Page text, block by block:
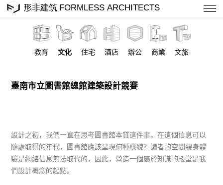
教育 文化 住宅 酒店 辦公 商業 文旅
臺南市立圖書館總館建築設計競賽
設計之初，我們一直在思考圖書館本質這件事。在這個信息可以
隨處取得的年代，圖書館應該呈現何種樣貌？讀者的空間親身體
驗是網絡信息無法取代的，因此，營造一個屬於知識的殿堂是我
們設計概念的起點。